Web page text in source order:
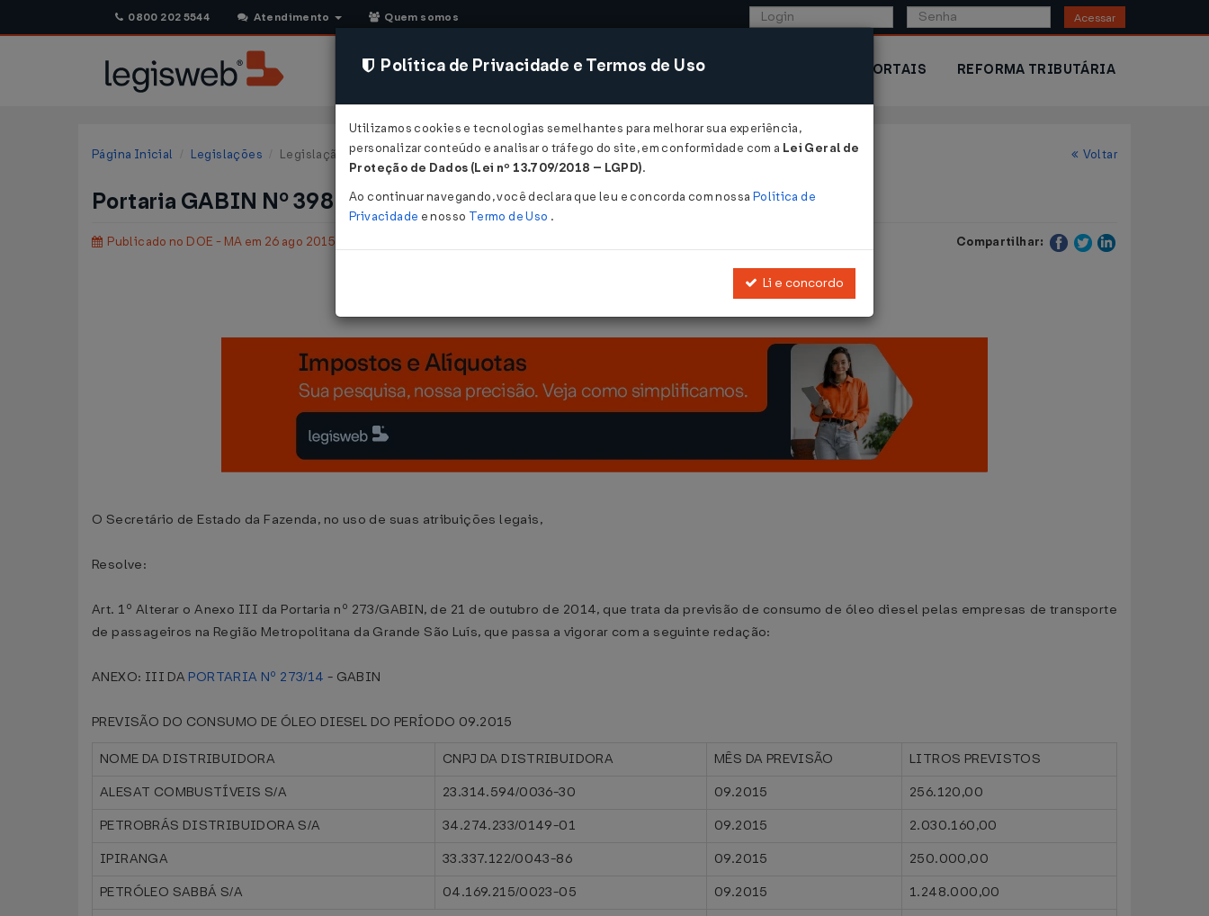
0800 202 5544 Atendimento Quem somos Acessar
CONSULTORIA SISTEMAS COMÉRCIO EXTERIOR PORTAIS REFORMA TRIBUTÁRIA
Página Inicial Legislações Legislação Estadual - Maranhão Voltar
Portaria GABIN Nº 398 DE 24/08/2015
Publicado no DOE - MA em 26 ago 2015 Compartilhar:
GABIN.
O Secretário de Estado da Fazenda, no uso de suas atribuições legais,
Resolve:
Art. 1º Alterar o Anexo III da Portaria nº 273/GABIN, de 21 de outubro de 2014, que trata da previsão de consumo de óleo diesel pelas empresas de transporte
de passageiros na Região Metropolitana da Grande São Luís, que passa a vigorar com a seguinte redação:
ANEXO: III DA PORTARIA Nº 273/14 - GABIN
PREVISÃO DO CONSUMO DE ÓLEO DIESEL DO PERÍODO 09.2015
NOME DA DISTRIBUIDORA CNPJ DA DISTRIBUIDORA MÊS DA PREVISÃO
LITROS PREVISTOS
ALESAT COMBUSTÍVEIS S/A
23.314.594/0036-30 09.2015
256.120,00
PETROBRÁS DISTRIBUIDORA S/A
34.274.233/0149-01 09.2015
2.030.160,00
IPIRANGA
33.337.122/0043-86 09.2015
250.000,00
PETRÓLEO SABBÁ S/A
04.169.215/0023-05 09.2015
1.248.000,00
Política de Privacidade e Termos de Uso
Utilizamos cookies e tecnologias semelhantes para melhorar sua experiência,
personalizar conteúdo e analisar o tráfego do site, em conformidade com a Lei Geral de
Proteção de Dados (Lei nº 13.709/2018 – LGPD).
Ao continuar navegando, você declara que leu e concorda com nossa Política de
Privacidade e nosso Termo de Uso .
Li e concordo